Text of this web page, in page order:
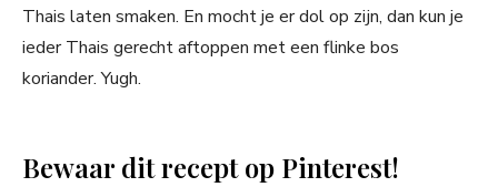
Thais laten smaken. En mocht je er dol op zijn, dan kun je
ieder Thais gerecht aftoppen met een flinke bos
koriander. Yugh.
Bewaar dit recept op Pinterest!